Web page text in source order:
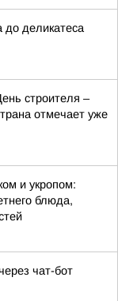
до деликатеса
строителя –
отмечает уже
и укропом:
блюда,
чат-бот